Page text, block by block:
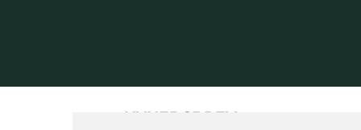
NYHEDSBREV